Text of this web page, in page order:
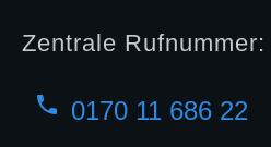
Zentrale Rufnummer:
0170 11 686 22